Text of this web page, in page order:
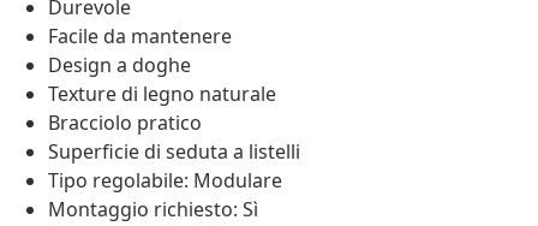
Durevole
Facile da mantenere
Design a doghe
Texture di legno naturale
Bracciolo pratico
Superficie di seduta a listelli
Tipo regolabile: Modulare
Montaggio richiesto: Sì